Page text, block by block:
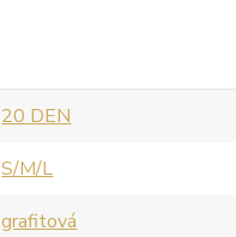
20 DEN
S/M/L
grafitová